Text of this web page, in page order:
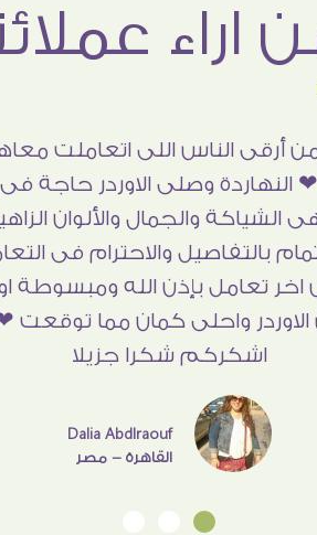
أرقى الناس اللى اتعاملت
النهاردة وصلى الاوردر حاجة فى
الشياكة والجمال والألوان
بالتفاصيل والاحترام فى
تعامل بإذن الله ومبسوطة
واحلى كمان مما توقعت
اشكركم شكرا جزيلا
Dalia Abdlraouf
القاهرة - مصر